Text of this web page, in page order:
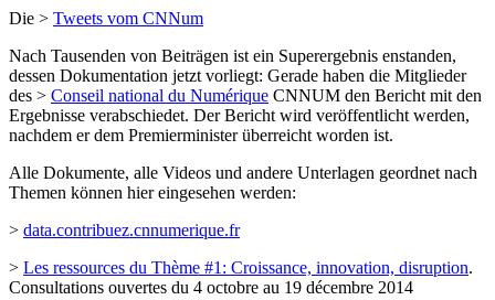
Die > Tweets vom CNNum
Nach Tausenden von Beiträgen ist ein Superergebnis enstanden,
dessen Dokumentation jetzt vorliegt: Gerade haben die Mitglieder
des > Conseil national du Numérique CNNUM den Bericht mit den
Ergebnisse verabschiedet. Der Bericht wird veröffentlicht werden,
nachdem er dem Premierminister überreicht worden ist.
Alle Dokumente, alle Videos und andere Unterlagen geordnet nach
Themen können hier eingesehen werden:
> data.contribuez.cnnumerique.fr
> Les ressources du Thème #1: Croissance, innovation, disruption.
Consultations ouvertes du 4 octobre au 19 décembre 2014